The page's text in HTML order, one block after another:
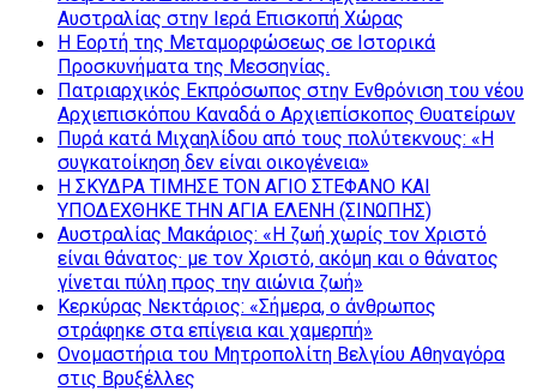
Αυστραλίας στην Ιερά Επισκοπή Χώρας
Η Εορτή της Μεταμορφώσεως σε Ιστορικά
Προσκυνήματα της Μεσσηνίας.
Πατριαρχικός Εκπρόσωπος στην Ενθρόνιση του νέου
Αρχιεπισκόπου Καναδά ο Αρχιεπίσκοπος Θυατείρων
Πυρά κατά Μιχαηλίδου από τους πολύτεκνους: «Η
συγκατοίκηση δεν είναι οικογένεια»
Η ΣΚΥΔΡΑ ΤΙΜΗΣΕ ΤΟΝ ΑΓΙΟ ΣΤΕΦΑΝΟ ΚΑΙ
ΥΠΟΔΕΧΘΗΚΕ ΤΗΝ ΑΓΙΑ ΕΛΕΝΗ (ΣΙΝΩΠΗΣ)
Αυστραλίας Μακάριος: «Η ζωή χωρίς τον Χριστό
είναι θάνατος· με τον Χριστό, ακόμη και ο θάνατος
γίνεται πύλη προς την αιώνια ζωή»
Κερκύρας Νεκτάριος: «Σήμερα, ο άνθρωπος
στράφηκε στα επίγεια και χαμερπή»
Ονομαστήρια του Μητροπολίτη Βελγίου Αθηναγόρα
στις Βρυξέλλες